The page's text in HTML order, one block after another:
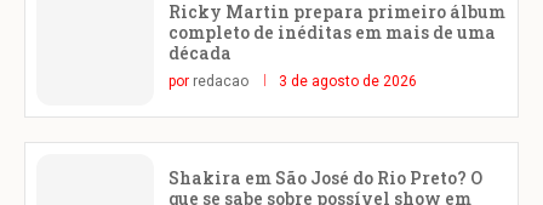
Ricky Martin prepara primeiro álbum
completo de inéditas em mais de uma
década
por redacao 3 de agosto de 2026
Shakira em São José do Rio Preto? O
que se sabe sobre possível show em